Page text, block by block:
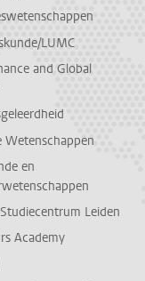
LUMC
and Global
Wetenschappen
en
Leiden
Academy